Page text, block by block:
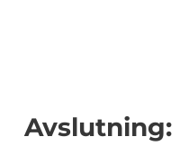
Avslutning: